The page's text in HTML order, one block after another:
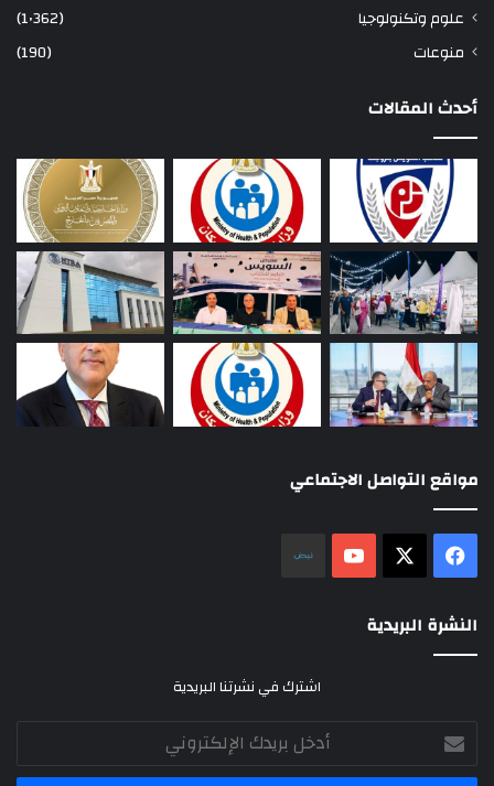
علوم وتكنولوجيا
(1٬362)
منوعات
(190)
أحدث المقالات
مواقع التواصل الاجتماعي
فيسبوك ‫YouTube
النشرة البريدية
اشترك في نشرتنا البريدية
أدخل
بريدك
الإلكتروني